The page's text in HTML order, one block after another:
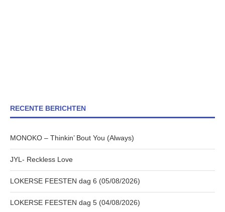
RECENTE BERICHTEN
MONOKO – Thinkin’ Bout You (Always)
JYL- Reckless Love
LOKERSE FEESTEN dag 6 (05/08/2026)
LOKERSE FEESTEN dag 5 (04/08/2026)